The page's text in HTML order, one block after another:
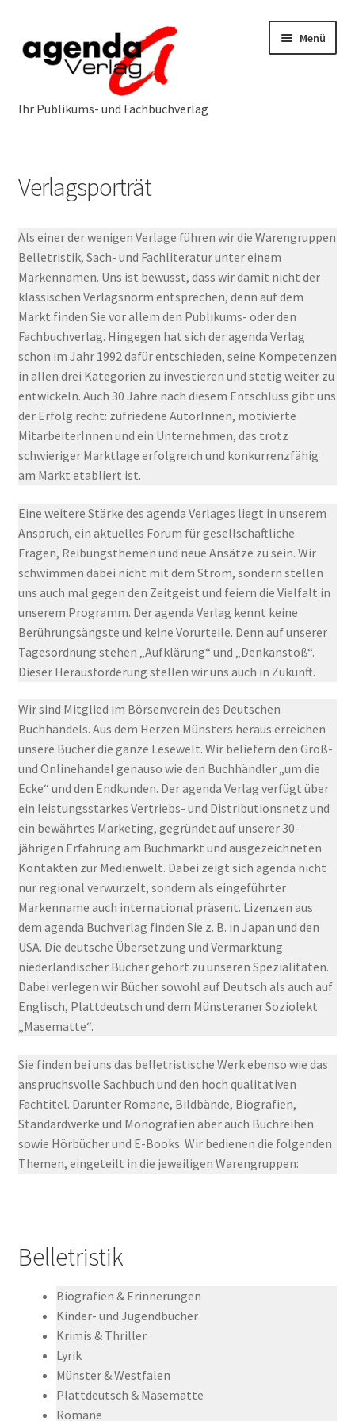
Navigation
springen
Inhalt
springen
Menü
Programm
Öffentlichkeitsarbeit
Über uns
Verlagsporträt
Warum agenda?
Nachhaltigkeit
Das Team
Service & Vertrieb
öffnen
Verlagsporträt
Als einer der wenigen Verlage führen wir die Warengruppen
Belletristik, Sach- und Fachliteratur unter einem
Markennamen. Uns ist bewusst, dass wir damit nicht der
klassischen Verlagsnorm entsprechen, denn auf dem
Markt finden Sie vor allem den Publikums- oder den
Fachbuchverlag. Hingegen hat sich der agenda Verlag
schon im Jahr 1992 dafür entschieden, seine Kompetenzen
in allen drei Kategorien zu investieren und stetig weiter zu
entwickeln. Auch 30 Jahre nach diesem Entschluss gibt uns
der Erfolg recht: zufriedene AutorInnen, motivierte
MitarbeiterInnen und ein Unternehmen, das trotz
schwieriger Marktlage erfolgreich und konkurrenzfähig
am Markt etabliert ist.
Eine weitere Stärke des agenda Verlages liegt in unserem
Anspruch, ein aktuelles Forum für gesellschaftliche
Fragen, Reibungsthemen und neue Ansätze zu sein. Wir
schwimmen dabei nicht mit dem Strom, sondern stellen
uns auch mal gegen den Zeitgeist und feiern die Vielfalt in
unserem Programm. Der agenda Verlag kennt keine
Berührungsängste und keine Vorurteile. Denn auf unserer
Tagesordnung stehen „Aufklärung“ und „Denkanstoß“.
Dieser Herausforderung stellen wir uns auch in Zukunft.
Wir sind Mitglied im Börsenverein des Deutschen
Buchhandels. Aus dem Herzen Münsters heraus erreichen
unsere Bücher die ganze Lesewelt. Wir beliefern den Groß-
und Onlinehandel genauso wie den Buchhändler „um die
Ecke“ und den Endkunden. Der agenda Verlag verfügt über
ein leistungsstarkes Vertriebs- und Distributionsnetz und
ein bewährtes Marketing, gegründet auf unserer 30-
jährigen Erfahrung am Buchmarkt und ausgezeichneten
Kontakten zur Medienwelt. Dabei zeigt sich agenda nicht
nur regional verwurzelt, sondern als eingeführter
Markenname auch international präsent. Lizenzen aus
dem agenda Buchverlag finden Sie z. B. in Japan und den
USA. Die deutsche Übersetzung und Vermarktung
niederländischer Bücher gehört zu unseren Spezialitäten.
Dabei verlegen wir Bücher sowohl auf Deutsch als auch auf
Englisch, Plattdeutsch und dem Münsteraner Soziolekt
„Masematte“.
Sie finden bei uns das belletristische Werk ebenso wie das
anspruchsvolle Sachbuch und den hoch qualitativen
Fachtitel. Darunter Romane, Bildbände, Biografien,
Standardwerke und Monografien aber auch Buchreihen
sowie Hörbücher und E-Books. Wir bedienen die folgenden
Themen, eingeteilt in die jeweiligen Warengruppen:
Belletristik
Biografien & Erinnerungen
Kinder- und Jugendbücher
Krimis & Thriller
Lyrik
Münster & Westfalen
Plattdeutsch & Masematte
Romane